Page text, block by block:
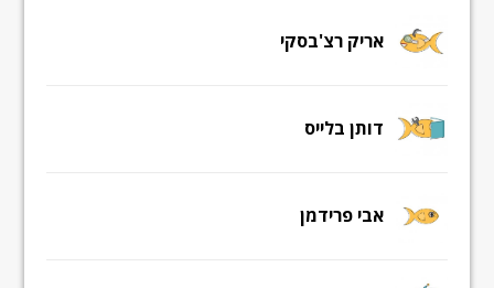
אריק רצ'בסקי
דותן בלייס
אבי פרידמן